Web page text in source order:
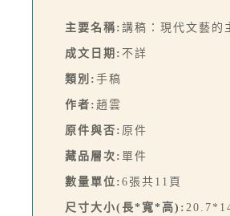
主要名稱: 講稿：現代文藝的
成文日期: 不詳
類別: 手稿
作者: 趙雲
原件與否: 原件
藏品層次: 單件
數量單位: 6張共11頁
尺寸大小(長*寬*高):